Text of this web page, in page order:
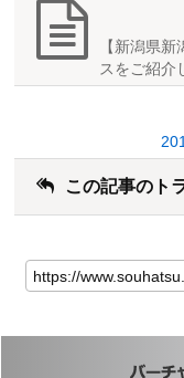
【新潟県
スをご紹介
この記事のト